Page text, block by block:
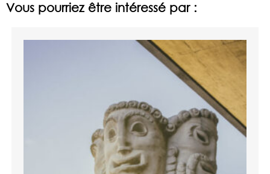
Vous pourriez être intéressé par :